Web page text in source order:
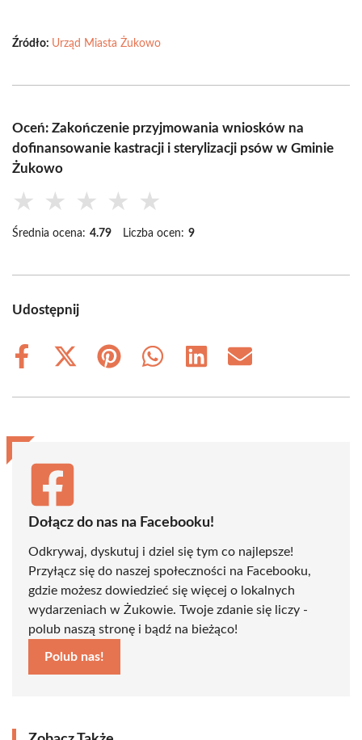
Źródło: Urząd Miasta Żukowo
Oceń: Zakończenie przyjmowania wniosków na
dofinansowanie kastracji i sterylizacji psów w Gminie
Żukowo
★ ★ ★ ★ ★
Średnia ocena: 4.79 Liczba ocen: 9
Udostępnij
Share
Share
(Twitter)
Share
Share
Share
Share
Dołącz do nas na Facebooku!
Odkrywaj, dyskutuj i dziel się tym co najlepsze!
Przyłącz się do naszej społeczności na Facebooku,
gdzie możesz dowiedzieć się więcej o lokalnych
wydarzeniach w Żukowie. Twoje zdanie się liczy -
polub naszą stronę i bądź na bieżąco!
Polub nas!